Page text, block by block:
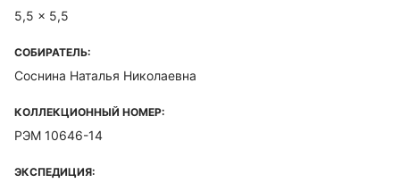
5,5 x 5,5
СОБИРАТЕЛЬ:
Соснина Наталья Николаевна
КОЛЛЕКЦИОННЫЙ НОМЕР:
РЭМ 10646-14
ЭКСПЕДИЦИЯ: